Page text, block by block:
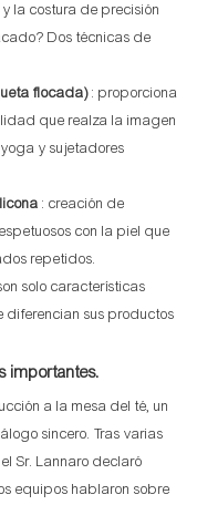
la costura de precisión
Dos técnicas de
flocada): proporciona
que realza la imagen
y sujetadores
: creación de
con la piel que
repetidos.
solo características
diferencian sus productos
importantes.
a la mesa del té, un
sincero. Tras varias
Sr. Lannaro declaró
equipos hablaron sobre